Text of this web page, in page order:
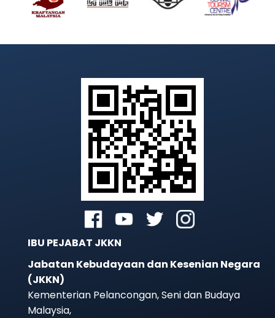
IBU PEJABAT JKKN
Jabatan Kebudayaan dan Kesenian Negara
(JKKN)
Kementerian Pelancongan, Seni dan Budaya
Malaysia,